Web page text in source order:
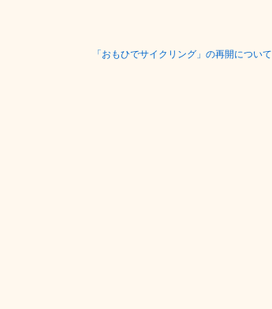
「おもひでサイクリング」の再開について